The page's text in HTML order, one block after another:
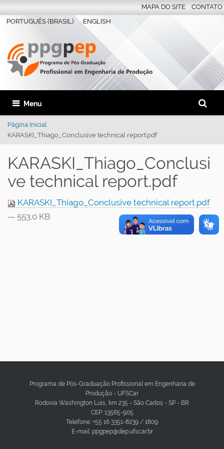
Busca
Busca
PORTUGUÊS (BRASIL) ENGLISH
MAPA DO SITE CONTATO
Toggle navigation
Página Inicial
KARASKI_Thiago_Conclusive technical report.pdf
KARASKI_Thiago_Conclusi
ve technical report.pdf
KARASKI_Thiago_Conclusive technical report.pdf
— 553.0 KB
Programa de Pós-Graduação Profissional em Engenharia de
Produção - UFSCar
Rodovia Washington Luis, km 235 - São Carlos - SP - BR
CEP: 13565-905
Telefone: +55 16 3351-8239 / 1809
E-mail: ppgpep@dep.ufscar.br